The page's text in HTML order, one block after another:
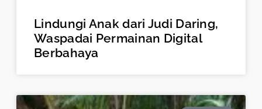
Lindungi Anak dari Judi Daring,
Waspadai Permainan Digital
Berbahaya